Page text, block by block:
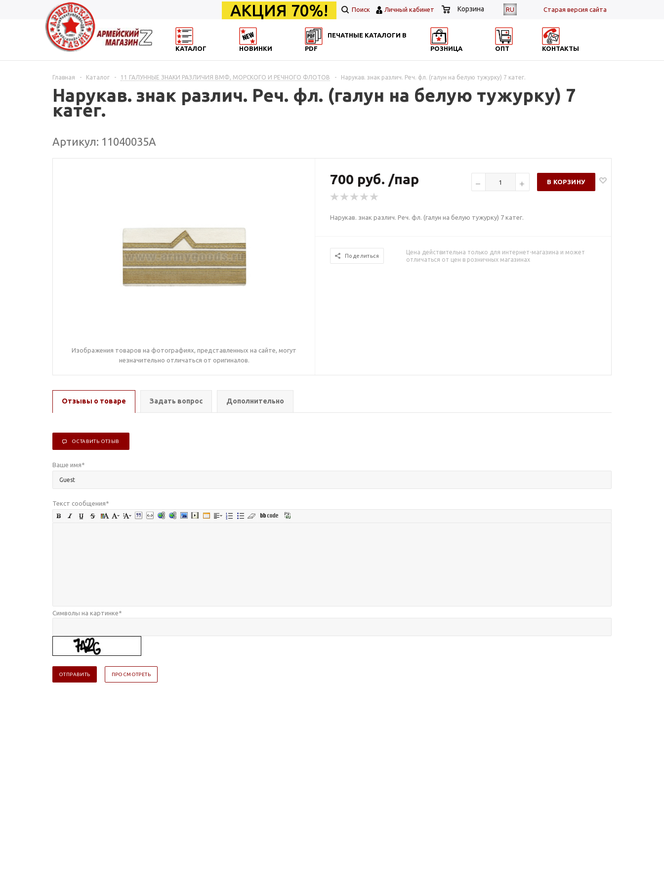
RU Cтарая версия сайта
АКЦИЯ 70%! Поиск Личный кабинет Корзина
КАТАЛОГ НОВИНКИ
ПЕЧАТНЫЕ КАТАЛОГИ В
PDF
РОЗНИЦА ОПТ КОНТАКТЫ
Главная - Каталог - 11 ГАЛУННЫЕ ЗНАКИ РАЗЛИЧИЯ ВМФ, МОРСКОГО И РЕЧНОГО ФЛОТОВ - Нарукав. знак различ. Реч. фл. (галун на белую тужурку) 7 катег.
Нарукав. знак различ. Реч. фл. (галун на белую тужурку) 7
катег.
Артикул: 11040035А
Изображения товаров на фотографиях, представленных на сайте, могут
незначительно отличаться от оригиналов.
700 руб. /пар В КОРЗИНУ
Нарукав. знак различ. Реч. фл. (галун на белую тужурку) 7 катег.
Поделиться
Цена действительна только для интернет-магазина и может
отличаться от цен в розничных магазинах
Отзывы о товаре Задать вопрос Дополнительно
ОСТАВИТЬ ОТЗЫВ
Ваше имя*
Текст сообщения*
Символы на картинке*